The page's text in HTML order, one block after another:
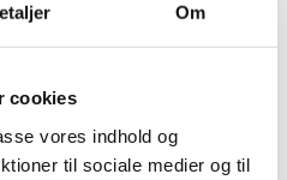
Om
cookies
vores indhold og
til sociale medier og til
der fik job i Danmark
som EVS-volontør